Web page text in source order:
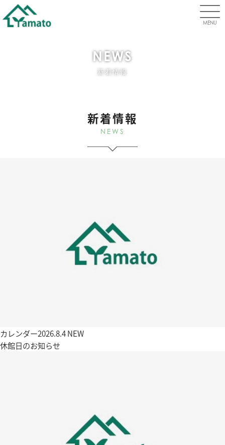
MENU
NEWS
新着情報
新着情報
NEWS
カレンダー2026.8.4NEW
休館日のお知らせ